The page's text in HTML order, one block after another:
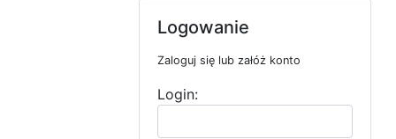
Logowanie
Zaloguj się lub załóż konto
Login: